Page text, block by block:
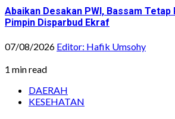
Abaikan Desakan PWI, Bassam Tetap
Pimpin Disparbud Ekraf
07/08/2026 Editor: Hafik Umsohy
1 min read
DAERAH
KESEHATAN